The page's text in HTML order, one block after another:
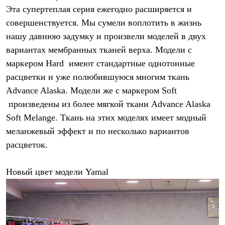
PEAK
ЗА ПОЛЯРНЫМ КРУГОМ
TREK
BASK kids
BASK juno
ИДЁМ В ПОХОД
Каталог дилеров
Компания
История
Отцы основатели
Производство
Баск в вашем городе
Контроль качества
Команда Баск
Сотрудничество
Дилерам
Стать дилером
Корпоративным клиентам
Услуги
Эта супертеплая серия ежегодно расширяется и
совершенствуется. Мы сумели воплотить в жизнь
нашу давнюю задумку и произвели моделей в двух
вариантах мембранных тканей верха. Модели с
маркером Hard имеют стандартные однотонные
расцветки и уже полюбившуюся многим ткань
Advance Alaska. Модели же с маркером Soft
произведены из более мягкой ткани Advance Alaska
Soft Melange. Ткань на этих моделях имеет модный
меланжевый эффект и по несколько вариантов
расцветок.
Новый цвет модели Yamal